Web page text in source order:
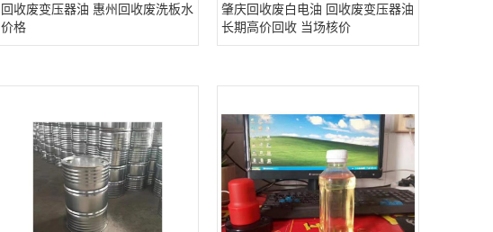
回收废变压器油 惠州回收废洗板水
价格
肇庆回收废白电油 回收废变压器油
长期高价回收 当场核价